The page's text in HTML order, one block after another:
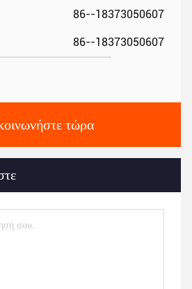
86--18373050607
86--18373050607
τώρα